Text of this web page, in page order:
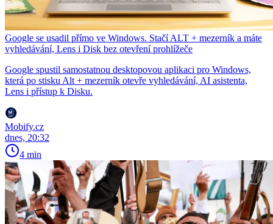
Google se usadil přímo ve Windows. Stačí ALT + mezerník a máte
vyhledávání, Lens i Disk bez otevření prohlížeče
Google spustil samostatnou desktopovou aplikaci pro Windows,
která po stisku Alt + mezerník otevře vyhledávání, AI asistenta,
Lens i přístup k Disku.
Mobify.cz
dnes, 20:32
4 min